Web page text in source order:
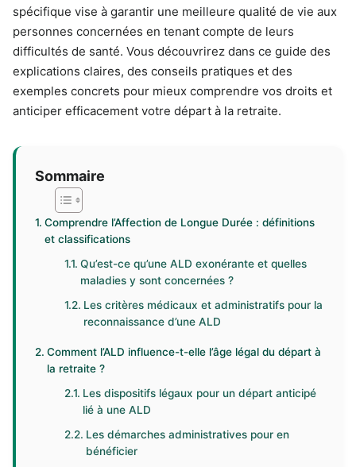
spécifique vise à garantir une meilleure qualité de vie aux
personnes concernées en tenant compte de leurs
difficultés de santé. Vous découvrirez dans ce guide des
explications claires, des conseils pratiques et des
exemples concrets pour mieux comprendre vos droits et
anticiper efficacement votre départ à la retraite.
Sommaire
Comprendre l’Affection de Longue Durée : définitions
et classifications
Qu’est-ce qu’une ALD exonérante et quelles
maladies y sont concernées ?
Les critères médicaux et administratifs pour la
reconnaissance d’une ALD
Comment l’ALD influence-t-elle l’âge légal du départ à
la retraite ?
Les dispositifs légaux pour un départ anticipé
lié à une ALD
Les démarches administratives pour en
bénéficier